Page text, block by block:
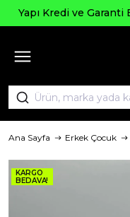
Garanti Bankasına
Ana Sayfa Erkek Çocuk
KARGO
BEDAVA!